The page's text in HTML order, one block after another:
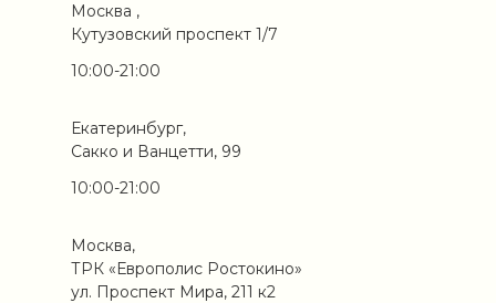
Москва,
ТРК «Европолис Ростокино»
ул. Проспект Мира, 211 к2
10:00-21:00
Екатеринбург,
Сакко и Ванцетти, 99
Москва ,
Кутузовский проспект 1/7
10:00-21:00